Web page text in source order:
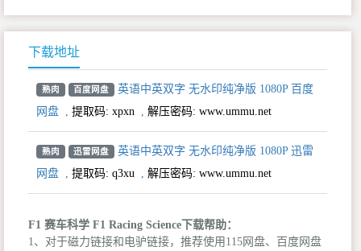
下载地址
熟肉 百度网盘
英语中英双字 无水印纯净版 1080P 百度
网盘
提取码: xpxn 解压密码: www.ummu.net
熟肉 迅雷网盘
英语中英双字 无水印纯净版 1080P 迅雷
网盘
提取码: q3xu 解压密码: www.ummu.net
F1 赛车科学 F1 Racing Science下载帮助：
1、对于磁力链接和电驴链接，推荐使用115网盘、百度网盘